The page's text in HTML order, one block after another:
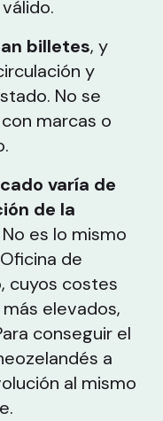
billetes, y
y
No se
marcas o
varía de
de la
No es lo mismo
de
cuyos costes
elevados,
conseguir el
a
al mismo